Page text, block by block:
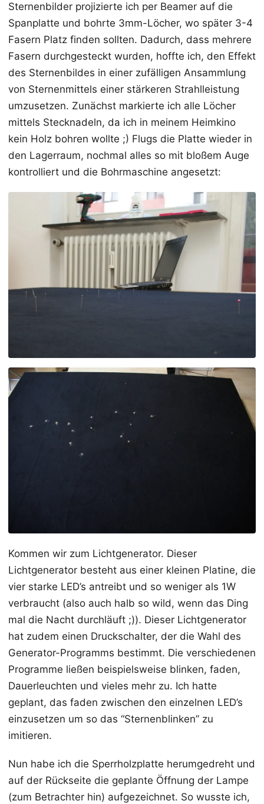
Sternenbilder projizierte ich per Beamer auf die
Spanplatte und bohrte 3mm-Löcher, wo später 3-4
Fasern Platz finden sollten. Dadurch, dass mehrere
Fasern durchgesteckt wurden, hoffte ich, den Effekt
des Sternenbildes in einer zufälligen Ansammlung
von Sternenmittels einer stärkeren Strahlleistung
umzusetzen. Zunächst markierte ich alle Löcher
mittels Stecknadeln, da ich in meinem Heimkino
kein Holz bohren wollte ;) Flugs die Platte wieder in
den Lagerraum, nochmal alles so mit bloßem Auge
kontrolliert und die Bohrmaschine angesetzt:
Kommen wir zum Lichtgenerator. Dieser
Lichtgenerator besteht aus einer kleinen Platine, die
vier starke LED’s antreibt und so weniger als 1W
verbraucht (also auch halb so wild, wenn das Ding
mal die Nacht durchläuft ;)). Dieser Lichtgenerator
hat zudem einen Druckschalter, der die Wahl des
Generator-Programms bestimmt. Die verschiedenen
Programme ließen beispielsweise blinken, faden,
Dauerleuchten und vieles mehr zu. Ich hatte
geplant, das faden zwischen den einzelnen LED’s
einzusetzen um so das “Sternenblinken” zu
imitieren.
Nun habe ich die Sperrholzplatte herumgedreht und
auf der Rückseite die geplante Öffnung der Lampe
(zum Betrachter hin) aufgezeichnet. So wusste ich,